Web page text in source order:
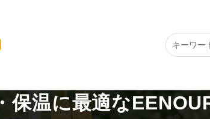
ド 食材の保冷・保温に最適なEENOURポータブル冷
保温に最適な